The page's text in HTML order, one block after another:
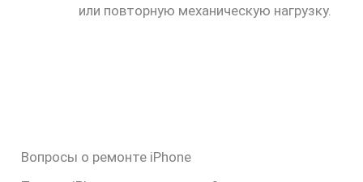
или повторную механическую нагрузку.
Вопросы о ремонте iPhone